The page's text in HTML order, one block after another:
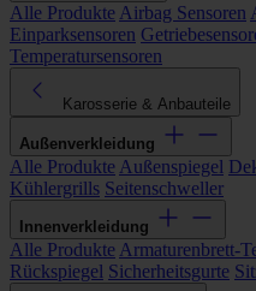
Alle Produkte Airbag Sensoren
Einparksensoren
Temperatursensoren
Karosserie & Anbauteile
Außenverkleidung
Alle Produkte Außenspiegel
Kühlergrills Seitenschweller
Innenverkleidung
Alle Produkte Armaturenbrett-
Rückspiegel Sicherheitsgurte